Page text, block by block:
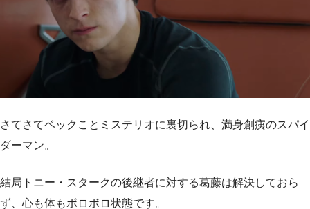
さてさてベックことミステリオに裏切られ、満身創痍のスパイ
ダーマン。
結局トニー・スタークの後継者に対する葛藤は解決しておら
ず、心も体もボロボロ状態です。